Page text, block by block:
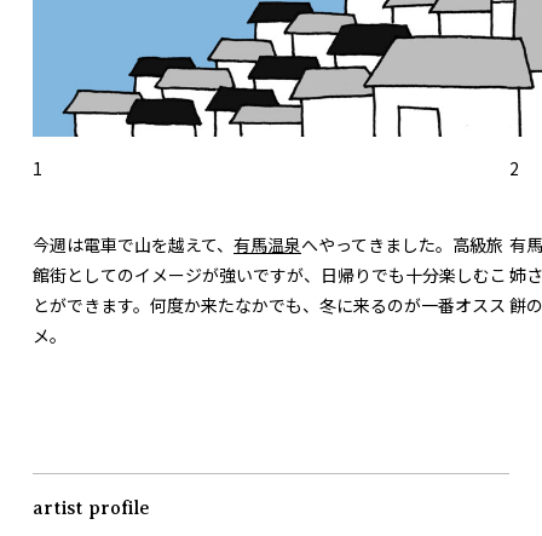
1
今週は電車で山を越えて、 有馬温泉へやってきました。高級旅
館街としてのイメージが強いですが、日帰りでも十分楽しむこ
とができます。何度か来たなかでも、冬に来るのが一番オスス
メ。
2
有
姉
餅
artist profile